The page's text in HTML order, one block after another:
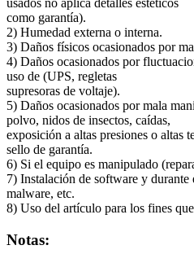
usados no aplica detalles estéticos
como garantía).
2) Humedad externa o interna.
3) Daños físicos ocasionados por
4) Daños ocasionados por
uso de (UPS, regletas
supresoras de voltaje).
5) Daños ocasionados por mala
polvo, nidos de insectos, caídas,
exposición a altas presiones o altas
sello de garantía.
6) Si el equipo es manipulado
7) Instalación de software y durante
malware, etc.
8) Uso del artículo para los fines
Notas: